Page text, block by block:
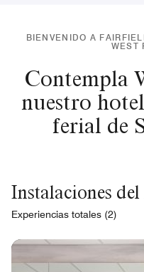
BIENVENIDO A
WEST
Contempla
nuestro
ferial de
Instalaciones del
Experiencias totales (2)